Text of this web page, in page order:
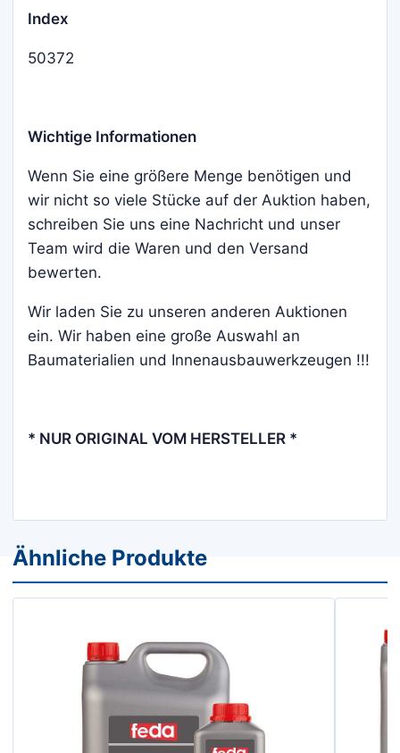
Index
50372
Wichtige Informationen
Wenn Sie eine größere Menge benötigen und
wir nicht so viele Stücke auf der Auktion haben,
schreiben Sie uns eine Nachricht und unser
Team wird die Waren und den Versand
bewerten.
Wir laden Sie zu unseren anderen Auktionen
ein. Wir haben eine große Auswahl an
Baumaterialien und Innenausbauwerkzeugen !!!
* NUR ORIGINAL VOM HERSTELLER *
Ähnliche Produkte